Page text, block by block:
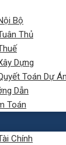
Bộ
Thủ
Dựng
Toán Dự Án
Dẫn
Toán
Chính